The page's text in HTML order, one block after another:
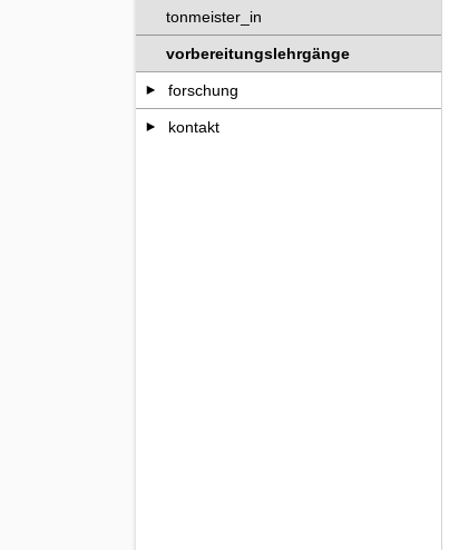
tonmeister_in
vorbereitungslehrgänge
forschung
kontakt